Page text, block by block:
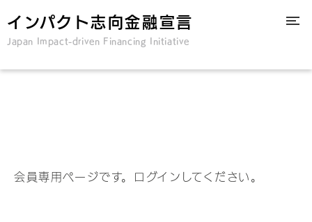
インパクト志向金融宣言
Japan Impact-driven Financing Initiative
会員専用ページです。ログインしてください。